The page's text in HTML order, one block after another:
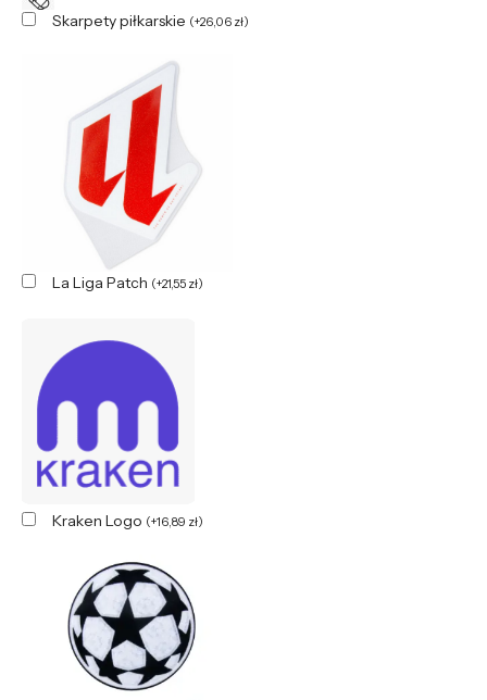
Skarpety piłkarskie (+26,06 zł)
La Liga Patch (+21,55 zł)
Kraken Logo (+16,89 zł)